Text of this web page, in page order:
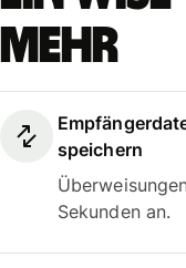
mehr
speichern
Sekunden an.